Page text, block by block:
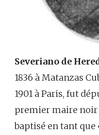
Severiano de
1836 à Matanzas
1901 à Paris, fut
premier maire noir
baptisé en tant